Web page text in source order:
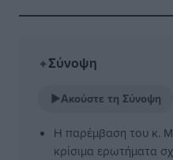
✦Σύνοψη
▶Ακούστε τη Σύνοψη
Η παρέμβαση του κ.
κρίσιμα ερωτήματα